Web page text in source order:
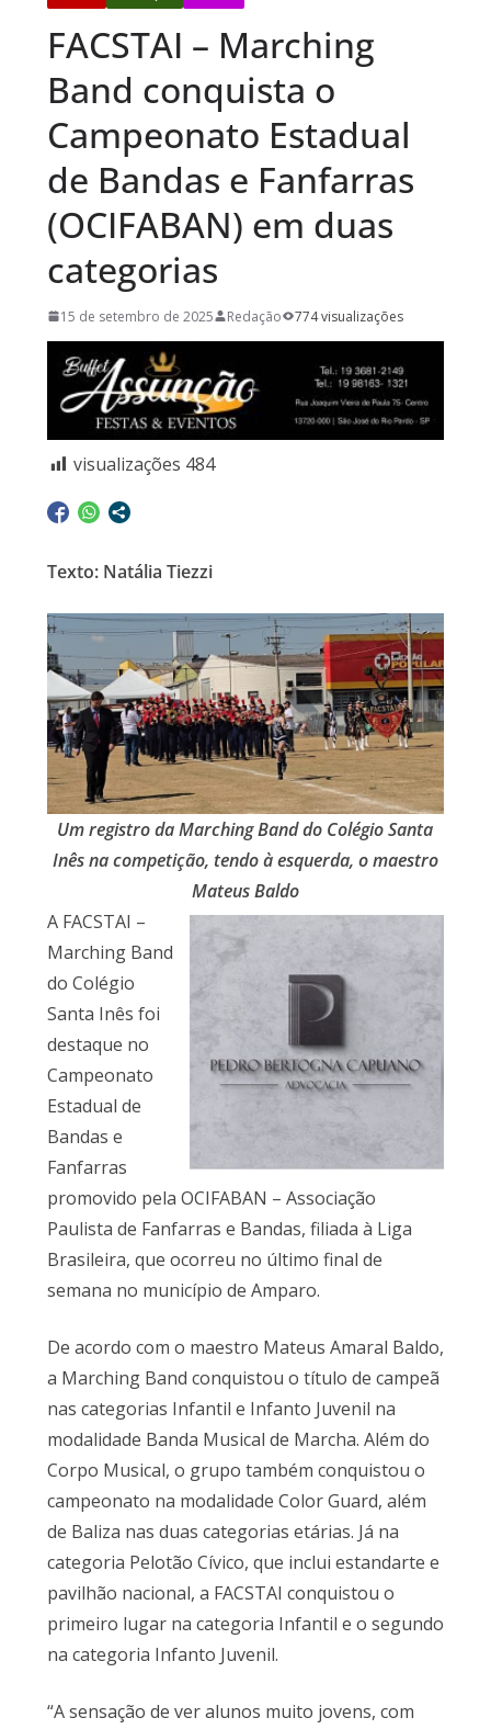
FACSTAI – Marching
Band conquista o
Campeonato Estadual
de Bandas e Fanfarras
(OCIFABAN) em duas
categorias
15 de setembro de 2025 Redação 774 visualizações
visualizações 484
Texto: Natália Tiezzi
Um registro da Marching Band do Colégio Santa
Inês na competição, tendo à esquerda, o maestro
Mateus Baldo
A FACSTAI –
Marching Band
do Colégio
Santa Inês foi
destaque no
Campeonato
Estadual de
Bandas e
Fanfarras
promovido pela OCIFABAN – Associação
Paulista de Fanfarras e Bandas, filiada à Liga
Brasileira, que ocorreu no último final de
semana no município de Amparo.
De acordo com o maestro Mateus Amaral Baldo,
a Marching Band conquistou o título de campeã
nas categorias Infantil e Infanto Juvenil na
modalidade Banda Musical de Marcha. Além do
Corpo Musical, o grupo também conquistou o
campeonato na modalidade Color Guard, além
de Baliza nas duas categorias etárias. Já na
categoria Pelotão Cívico, que inclui estandarte e
pavilhão nacional, a FACSTAI conquistou o
primeiro lugar na categoria Infantil e o segundo
na categoria Infanto Juvenil.
“A sensação de ver alunos muito jovens, com